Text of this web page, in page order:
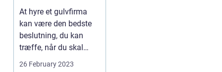
slagsen
At hyre et gulvfirma
kan være den bedste
beslutning, du kan
træffe, når du skal
have lagt gulve i di...
26 February 2023